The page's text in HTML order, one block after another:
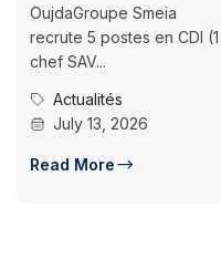
OujdaGroupe Smeia
recrute 5 postes en CDI (1
chef SAV...
Actualités
July 13, 2026
Read More